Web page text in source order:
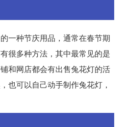
一种节庆用品，通常在春节期
很多种方法，其中最常见的是
和网店都会有出售兔花灯的活
也可以自己动手制作兔花灯，